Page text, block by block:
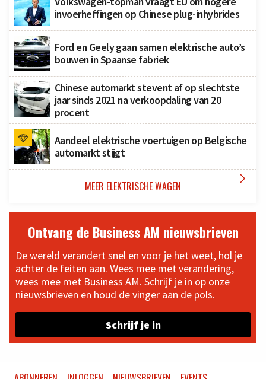
invoerheffingen op Chinese plug-inhybrides
Ford en Geely gaan samen elektrische auto’s
bouwen in Spaanse fabriek
Chinese automarkt stevent af op slechtste
jaar sinds 2021 na verkoopdaling van 20
procent
Aandeel elektrische voertuigen op Belgische
automarkt stijgt
MEER ELEKTRISCHE WAGEN 
Ontvang de Business AM nieuwsbrieven
De wereld verandert snel en voor je het weet, hol je
achter de feiten aan. Wees mee met verandering,
wees mee met Business AM. Schrijf je in op onze
nieuwsbrieven en houd de vinger aan de pols.
Schrijf je in